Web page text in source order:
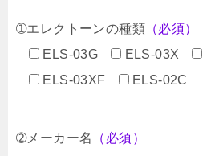
➀エレクトーンの種類 （必須）
ELS-03G
ELS-03X
ELS-03XF
ELS-02C
➁メーカー名
（必須）